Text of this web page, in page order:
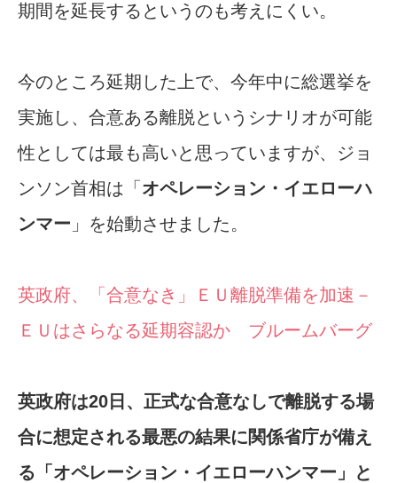
期間を延長するというのも考えにくい。
今のところ延期した上で、今年中に総選挙を
実施し、合意ある離脱というシナリオが可能
性としては最も高いと思っていますが、ジョ
ンソン首相は「 オペレーション・イエローハ
ンマー 」を始動させました。
英政府、「合意なき」ＥＵ離脱準備を加速－
ＥＵはさらなる延期容認か ブルームバーグ
英政府は20日、正式な合意なしで離脱する場
合に想定される最悪の結果に関係省庁が備え
る「オペレーション・イエローハンマー」と